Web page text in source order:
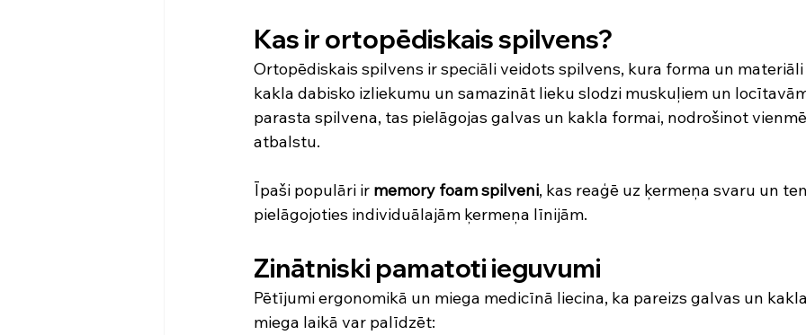
Kas ir ortopēdiskais spilvens?
Ortopēdiskais spilvens ir speciāli veidots spilvens, kura forma un
kakla dabisko izliekumu un samazināt lieku slodzi muskuļiem un
parasta spilvena, tas pielāgojas galvas un kakla formai, nodrošinot
atbalstu.
Īpaši populāri ir memory foam spilveni, kas reaģē uz ķermeņa svaru un
pielāgojoties individuālajām ķermeņa līnijām.
Zinātniski pamatoti ieguvumi
Pētījumi ergonomikā un miega medicīnā liecina, ka pareizs galvas un
miega laikā var palīdzēt: